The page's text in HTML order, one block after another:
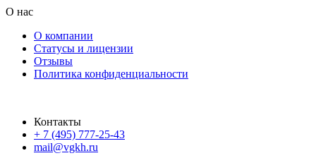
О нас
О компании
Статусы и лицензии
Отзывы
Политика конфиденциальности
Контакты
+ 7 (495) 777-25-43
mail@vgkh.ru